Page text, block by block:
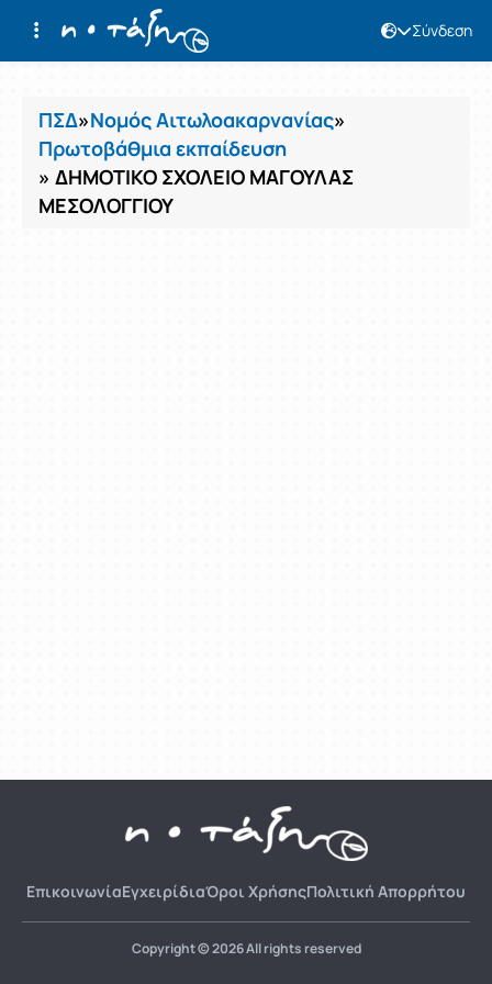
Σύνδεση
Μαθήματα
ΠΣΔ»Νομός Αιτωλοακαρνανίας»
Πρωτοβάθμια εκπαίδευση
» ΔΗΜΟΤΙΚΟ ΣΧΟΛΕΙΟ ΜΑΓΟΥΛΑΣ
ΜΕΣΟΛΟΓΓΙΟΥ
ΕπικοινωνίαΕγχειρίδιαΌροι ΧρήσηςΠολιτική Απορρήτου
Copyright © 2026 All rights reserved